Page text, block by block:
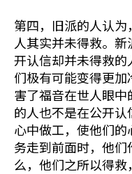
第四，旧派的人认
人其实并未得救。
开认信却并未得救
们极有可能变得更
害了福音在世人眼
的人也不是在公开
心中做工，使他们
务走到前面时，他
么，他们之所以得救